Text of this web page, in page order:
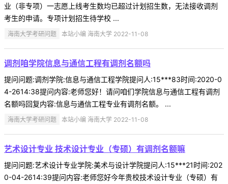
业（非专项）一志愿上线考生数均已超过计划招生数，无法接收调剂
考生的申请。专项计划招生待学校 ...
海南大学考研问题 本站小编 海南大学 2022-11-08
调剂咱学院信息与通信工程有调剂名额吗
提问问题:调剂学院:信息与通信工程学院提问人:15***83时间:2020-0
4-2614:38提问内容:老师您好！请问咱们学院信息与通信工程有调剂
名额吗回复内容:信息与通信工程专业有调剂名额。 ...
海南大学考研问题 本站小编 海南大学 2022-11-08
艺术设计专业 技术设计专业（专硕）有调剂名额嘛
提问问题:艺术设计专业学院:美术与设计学院提问人:15***21时间:202
0-04-2614:39提问内容:老师您好今年贵校技术设计专业（专硕）有